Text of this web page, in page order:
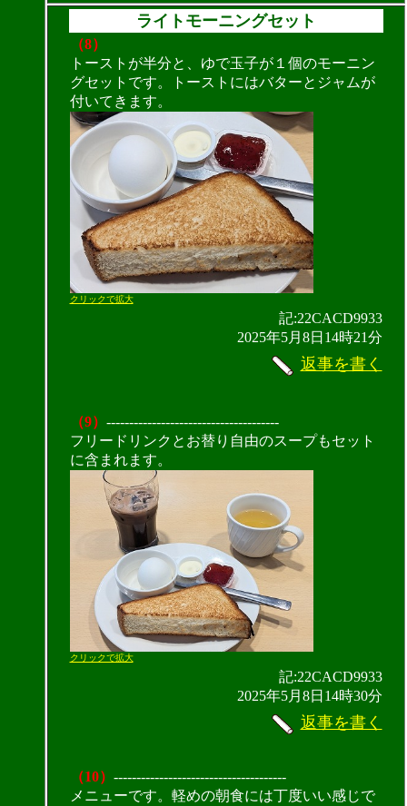
ライトモーニングセット
（8）
トーストが半分と、ゆで玉子が１個のモーニン
グセットです。トーストにはバターとジャムが
付いてきます。
クリックで拡大
記:22CACD9933
2025年5月8日14時21分
返事を書く
（9） --------------------------------------
フリードリンクとお替り自由のスープもセット
に含まれます。
クリックで拡大
記:22CACD9933
2025年5月8日14時30分
返事を書く
（10） --------------------------------------
メニューです。軽めの朝食には丁度いい感じで